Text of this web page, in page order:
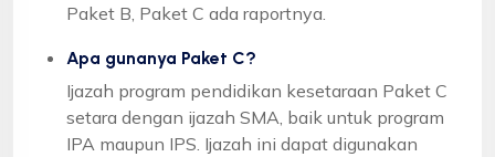
Paket B, Paket C ada raportnya.
Apa gunanya Paket C?
Ijazah program pendidikan kesetaraan Paket C
setara dengan ijazah SMA, baik untuk program
IPA maupun IPS. Ijazah ini dapat digunakan